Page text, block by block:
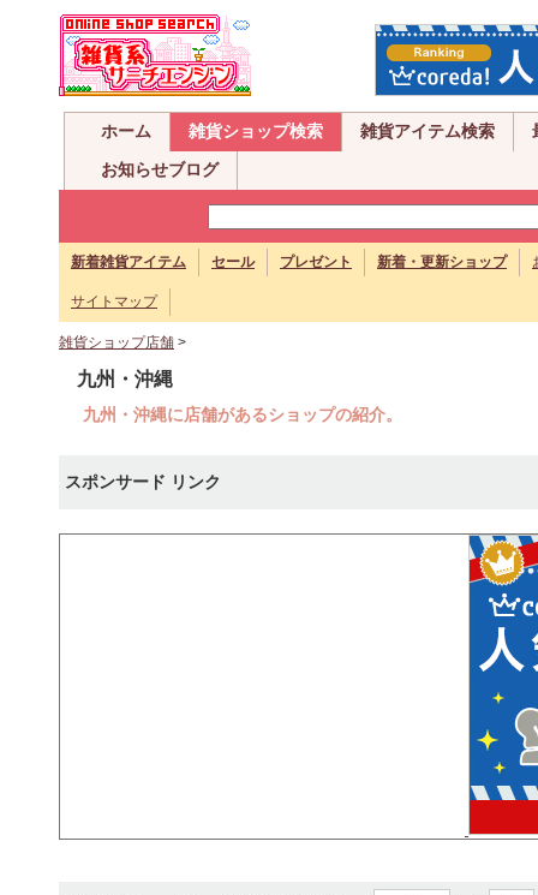
ホーム 雑貨ショップ検索 雑貨アイテム検索
お知らせブログ
新着雑貨アイテム セール プレゼント 新着・更新ショップ
サイトマップ
雑貨ショップ店舗 >
九州・沖縄
九州・沖縄に店舗があるショップの紹介。
スポンサード リンク